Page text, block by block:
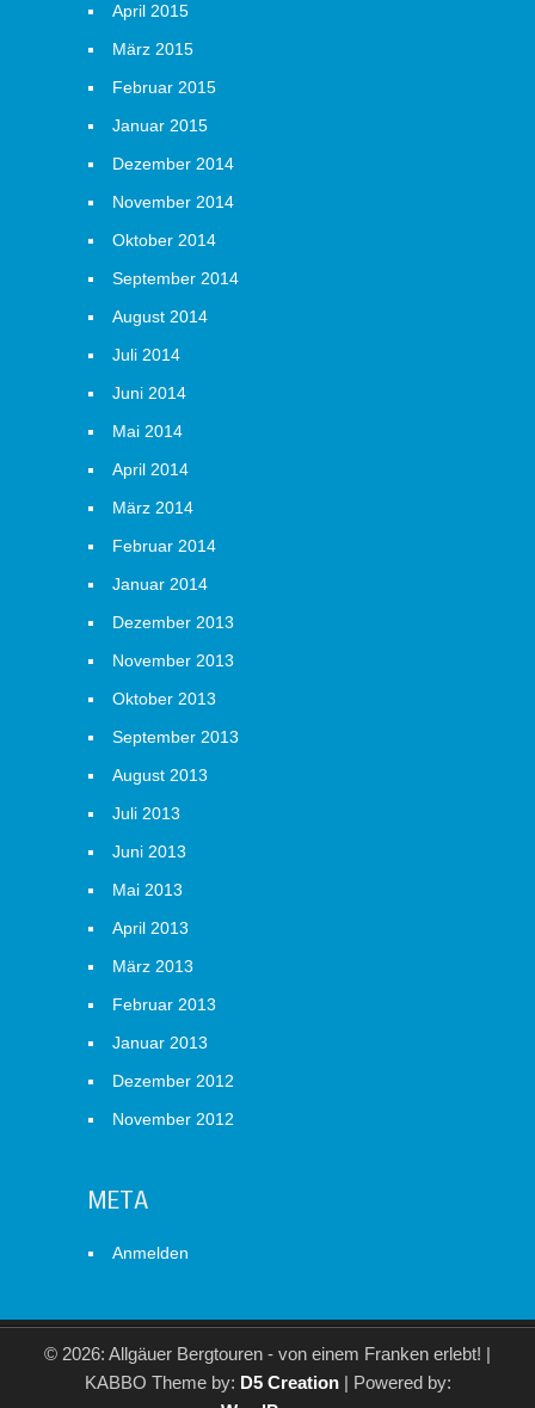
April 2015
März 2015
Februar 2015
Januar 2015
Dezember 2014
November 2014
Oktober 2014
September 2014
August 2014
Juli 2014
Juni 2014
Mai 2014
April 2014
März 2014
Februar 2014
Januar 2014
Dezember 2013
November 2013
Oktober 2013
September 2013
August 2013
Juli 2013
Juni 2013
Mai 2013
April 2013
März 2013
Februar 2013
Januar 2013
Dezember 2012
November 2012
META
Anmelden
© 2026: Allgäuer Bergtouren - von einem Franken erlebt! |
KABBO Theme by: D5 Creation| Powered by: